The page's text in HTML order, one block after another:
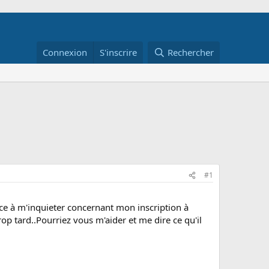
Connexion S'inscrire Rechercher
#1
à m'inquieter concernant mon inscription à
tard..Pourriez vous m'aider et me dire ce qu'il